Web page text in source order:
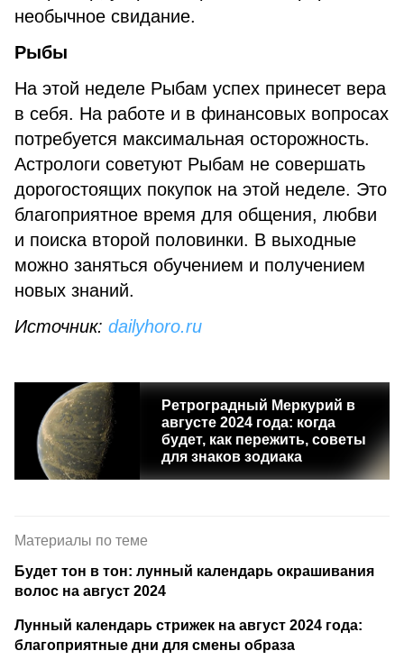
необычное свидание.
Рыбы
На этой неделе Рыбам успех принесет вера
в себя. На работе и в финансовых вопросах
потребуется максимальная осторожность.
Астрологи советуют Рыбам не совершать
дорогостоящих покупок на этой неделе. Это
благоприятное время для общения, любви
и поиска второй половинки. В выходные
можно заняться обучением и получением
новых знаний.
Источник: dailyhoro.ru
Ретроградный Меркурий в
августе 2024 года: когда
будет, как пережить, советы
для знаков зодиака
Материалы по теме
Будет тон в тон: лунный календарь окрашивания
волос на август 2024
Лунный календарь стрижек на август 2024 года:
благоприятные дни для смены образа